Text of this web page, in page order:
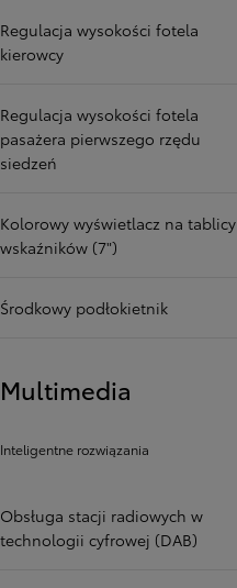
Regulacja wysokości fotela
kierowcy
Regulacja wysokości fotela
pasażera pierwszego rzędu
siedzeń
Kolorowy wyświetlacz na tablicy
wskaźników (7")
Środkowy podłokietnik
Multimedia
Inteligentne rozwiązania
Obsługa stacji radiowych w
technologii cyfrowej (DAB)